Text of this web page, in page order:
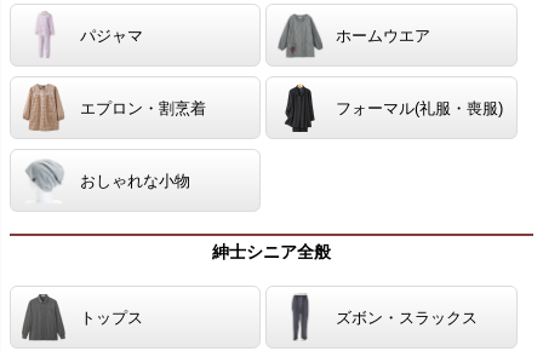
パジャマ ホームウエア
エプロン・割烹着 フォーマル(礼服・喪服)
おしゃれな小物
紳士シニア全般
トップス ズボン・スラックス